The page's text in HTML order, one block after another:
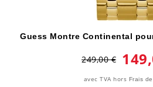
Guess Montre Continental
249,00 €
avec TVA hors Frais